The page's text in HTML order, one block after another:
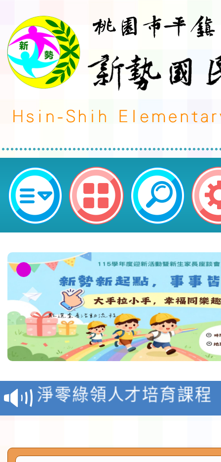
有關本市「2026太空年科學教育
—新時代的創意與契機，舉辦啟動
案，請貴校薦派相關領域或對專題
位參加，請查照。-桃園市平鎮區
教育部校安中心白海豚
報
淨零綠領人才培育課程
檢送桃園市115學年度
及師生本土語及新住民
115年食農教育專業人